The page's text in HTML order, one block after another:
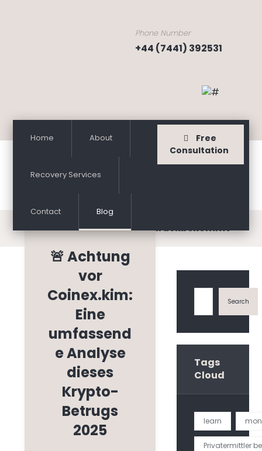
Phone Number
+44 (7441) 392531
Home About
Recovery Services
Contact Blog
Free
Consultation
wie man Investitionen zurückbekommt
🚨 Achtung
vor
Coinex.kim:
Eine
umfassend
e Analyse
dieses
Krypto-
Betrugs
2025
Tags
Cloud
learn
Privatermittler